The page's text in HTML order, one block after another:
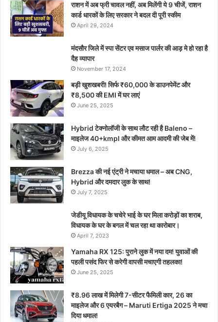
राशन में अब फ्री चावल नहीं, अब मिलेंगी ये 9 चीजें, राशन
कार्ड धारकों के लिए सरकार ने बदल दी पूरी स्कीम
April 29, 2024
मंदसौर जिले में स्पा सेंटर एव मसाज पार्लर की आड़ मे हो रहा है
दैह व्यापार
November 17, 2024
बड़ी खुशखबरी! सिर्फ ₹60,000 के डाउनपेमेंट और
₹8,500 की EMI में घर लाएं
June 25, 2025
Hybrid टेक्नोलॉजी के साथ लौट रही है Baleno –
माइलेज 40+kmpl और कीमत आम आदमी की जेब में!
July 6, 2025
Brezza की नई एंट्री ने मचाया धमाल – अब CNG,
Hybrid और दमदार लुक के साथ!
July 7, 2025
जेडीयू विधायक के चचेरे भाई के घर मिला करोड़ों का शराब,
विधायक के घर के बगल में चल रहा था कारोबार।
April 7, 2023
Yamaha RX 125: पुराने लुक में नया दम! युवाओं की
पहली पसंद फिर से करेगी वापसी मचाएगी तहलका!
June 25, 2025
₹8.96 लाख में मिलेगी 7-सीटर फैमिली कार, 26 का
माइलेज और 6 एयरबैग – Maruti Ertiga 2025 ने मचा
दिया धमाल!